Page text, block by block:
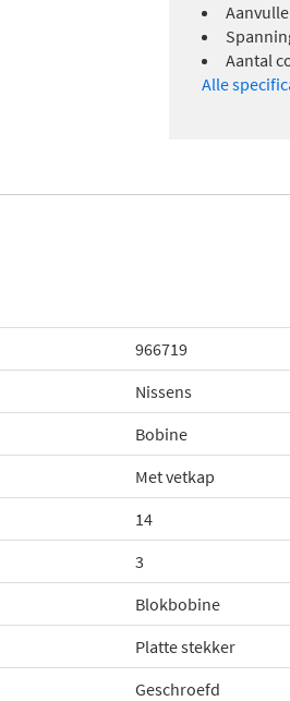
Aantal
Alle
966719
Nissens
Bobine
Met vetkap
14
3
Blokbobine
Platte stekker
Geschroefd